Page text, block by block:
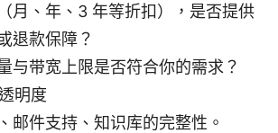
月、年、3 年等折扣），是否提供
退款保障？
与带宽上限是否符合你的需求？
明度
邮件支持、知识库的完整性。